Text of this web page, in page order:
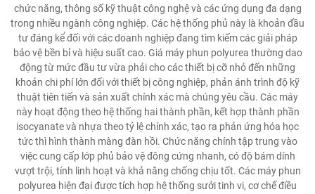
chức năng, thông số kỹ thuật công nghệ và các ứng dụng đa dạng
trong nhiều ngành công nghiệp. Các hệ thống phủ này là khoản đầu
tư đáng kể đối với các doanh nghiệp đang tìm kiếm các giải pháp
bảo vệ bền bỉ và hiệu suất cao. Giá máy phun polyurea thường dao
động từ mức đầu tư vừa phải cho các thiết bị cỡ nhỏ đến những
khoản chi phí lớn đối với thiết bị công nghiệp, phản ánh trình độ kỹ
thuật tiên tiến và sản xuất chính xác mà chúng yêu cầu. Các máy
này hoạt động theo hệ thống hai thành phần, kết hợp thành phần
isocyanate và nhựa theo tỷ lệ chính xác, tạo ra phản ứng hóa học
tức thì hình thành màng đàn hồi. Chức năng chính tập trung vào
việc cung cấp lớp phủ bảo vệ đông cứng nhanh, có độ bám dính
vượt trội, tính linh hoạt và khả năng chống chịu tốt. Các máy phun
polyurea hiện đại được tích hợp hệ thống sưởi tinh vi, cơ chế điều